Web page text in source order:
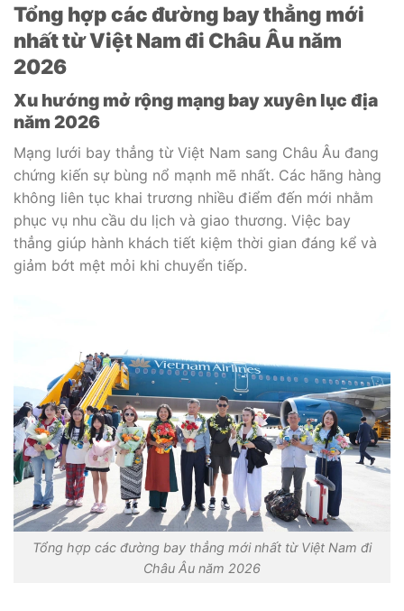
Tổng hợp các đường bay thẳng mới
nhất từ Việt Nam đi Châu Âu năm
2026
Xu hướng mở rộng mạng bay xuyên lục địa
năm 2026
Mạng lưới bay thẳng từ Việt Nam sang Châu Âu đang
chứng kiến sự bùng nổ mạnh mẽ nhất. Các hãng hàng
không liên tục khai trương nhiều điểm đến mới nhằm
phục vụ nhu cầu du lịch và giao thương. Việc bay
thẳng giúp hành khách tiết kiệm thời gian đáng kể và
giảm bớt mệt mỏi khi chuyển tiếp.
Tổng hợp các đường bay thẳng mới nhất từ Việt Nam đi
Châu Âu năm 2026